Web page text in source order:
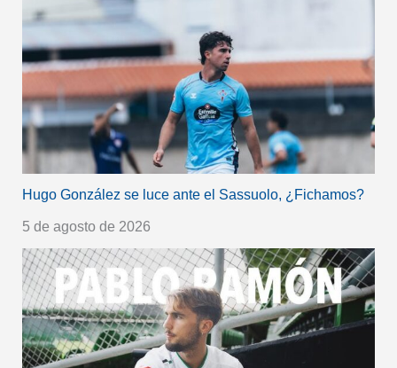
Hugo González se luce ante el Sassuolo, ¿Fichamos?
5 de agosto de 2026